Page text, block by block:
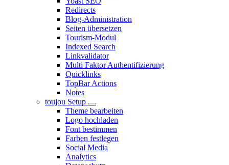
Redirects
Blog-Administration
Seiten übersetzen
Tourism-Modul
Indexed Search
Linkvalidator
Multi Faktor Authentifizierung
Quicklinks
TopBar Actions
Notes
toujou Setup
Theme bearbeiten
Logo hochladen
Font bestimmen
Farben festlegen
Social Media
Analytics